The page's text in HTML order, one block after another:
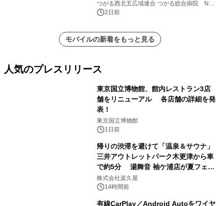
つがる西北五広域連合 つがる総合病院 NTT
ドコモビジネス株式会社
2日前
モバイルの新着をもっと見る
人気のプレスリリース
東京国立博物館、館内レストラン3店
舗をリニューアル 各店舗の詳細を発
表！
東京国立博物館
1日前
帰りの渋滞を避けて「温泉＆サウナ」
三井アウトレットパーク木更津から車
で約5分 湯舞音 袖ケ浦店が夏フェア
メニューを提供
株式会社楽久屋
14時間前
有線CarPlay／Android Autoをワイヤ